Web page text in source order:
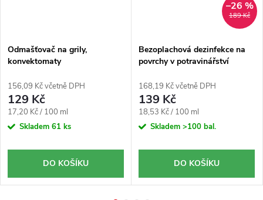
Odmašťovač na grily,
konvektomaty
156,09 Kč včetně DPH
129 Kč
Měrná
cena:
17,20 Kč / 100 ml
Skladem 61 ks
DO KOŠÍKU
189 Kč
–26 %
Bezoplachová dezinfekce na
povrchy v potravinářství
HACCP
168,19 Kč včetně DPH
139 Kč
Měrná
cena:
18,53 Kč / 100 ml
Skladem >100 bal.
DO KOŠÍKU